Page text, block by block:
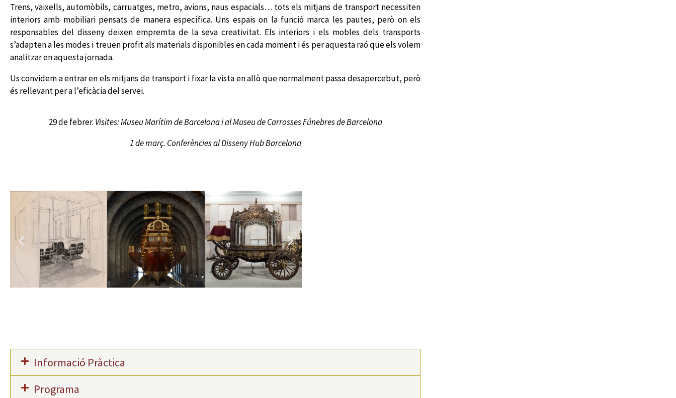
Trens, vaixells, automòbils, carruatges, metro, avions, naus espacials… tots els mitjans de transport necessiten
interiors amb mobiliari pensats de manera específica. Uns espais on la funció marca les pautes, però on els
responsables del disseny deixen empremta de la seva creativitat. Els interiors i els mobles dels transports
s’adapten a les modes i treuen profit als materials disponibles en cada moment i és per aquesta raó que els volem
analitzar en aquesta jornada.
Us convidem a entrar en els mitjans de transport i fixar la vista en allò que normalment passa desapercebut, però
és rellevant per a l’eficàcia del servei.
29 de febrer. Visites: Museu Marítim de Barcelona i al Museu de Carrosses Fúnebres de Barcelona
1 de març. Conferències al Disseny Hub Barcelona
Informació Pràctica
Programa